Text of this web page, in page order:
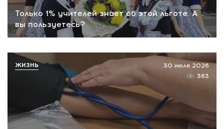
Только 1% учителей знает об этой льготе. А
вы пользуетесь?
30 июля 2026
363
ЖИЗНЬ